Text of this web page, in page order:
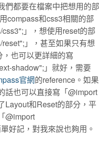
們都要在檔案中把想用的部
compass和css3相關的部
」，想使用reset的部
」，甚至如果只有想
也可以更詳細的寫
shadow";」就好，需要
官網的reference。如果
話也可以直接寫「@import
Layout和Reset的部分，平
@import
好記，對我來說也夠用。